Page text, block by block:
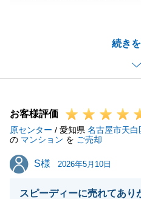
続き
ご契約以降、ご不安になら
都度のご説明等にご寛容に
います。
また今後は、建物の完成後
際しましてのご準備等お気
にかもしれませんが、無事
うお取組みさせていただき
お客様評価
原センター / 愛知県 名古屋市天白
の マンション を ご売却
S様
S様 2026年5月10日
スピーディーに売れてあり